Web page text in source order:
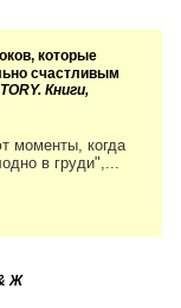
которые
счастливым
Книги,
моменты, когда
в груди",...
Ж